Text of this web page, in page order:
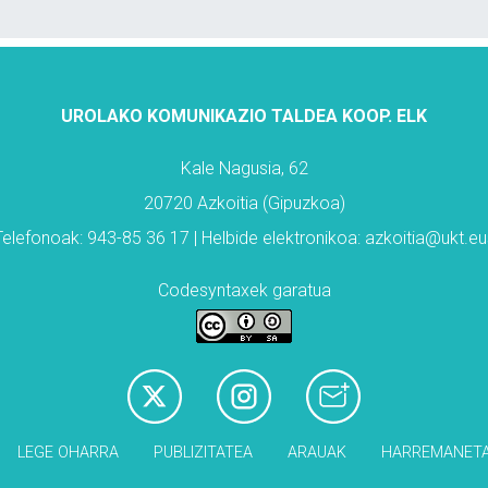
UROLAKO KOMUNIKAZIO TALDEA KOOP. ELK
Kale Nagusia, 62
20720 Azkoitia (Gipuzkoa)
943-85 36 17 | Helbide elektronikoa:
Codesyntaxek garatua
LEGE OHARRA PUBLIZITATEA ARAUAK